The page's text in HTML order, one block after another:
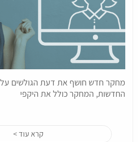
מחקר חדש חושף את דעת הגולשים על
החדשות, המחקר כולל את היקפי
קרא עוד >